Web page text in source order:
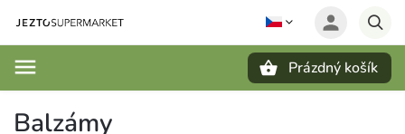
Prázdný košík
Balzámy